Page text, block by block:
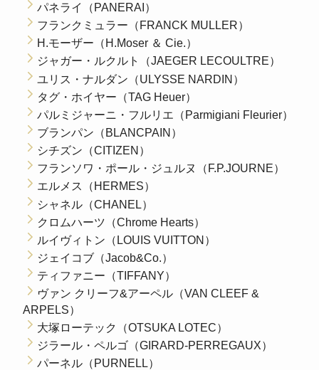
パネライ（PANERAI）
フランクミュラー（FRANCK MULLER）
H.モーザー（H.Moser ＆ Cie.）
ジャガー・ルクルト（JAEGER LECOULTRE）
ユリス・ナルダン（ULYSSE NARDIN）
タグ・ホイヤー（TAG Heuer）
パルミジャーニ・フルリエ（Parmigiani Fleurier）
ブランパン（BLANCPAIN）
シチズン（CITIZEN）
フランソワ・ポール・ジュルヌ（F.P.JOURNE）
エルメス（HERMES）
シャネル（CHANEL）
クロムハーツ（Chrome Hearts）
ルイヴィトン（LOUIS VUITTON）
ジェイコブ（Jacob&Co.）
ティファニー（TIFFANY）
ヴァン クリーフ&アーペル（VAN CLEEF &
ARPELS）
大塚ローテック（OTSUKA LOTEC）
ジラール・ペルゴ（GIRARD-PERREGAUX）
パーネル（PURNELL）